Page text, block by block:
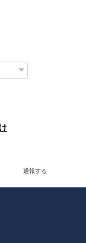
通報する